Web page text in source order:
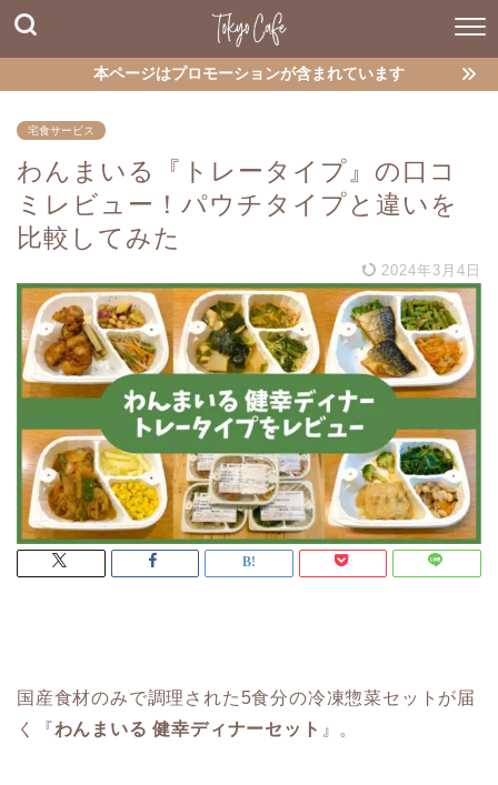
本ページはプロモーションが含まれています
宅食サービス
わんまいる『トレータイプ』の口コ
ミレビュー！パウチタイプと違いを
比較してみた
2024年3月4日
国産食材のみで調理された5食分の冷凍惣菜セットが届
く『わんまいる 健幸ディナーセット 』。